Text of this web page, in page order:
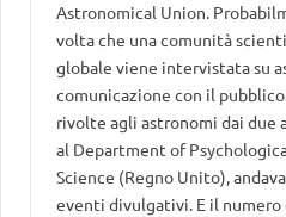
Astronomical Union.
volta che una comunità
globale viene intervistata su
comunicazione con il
rivolte agli astronomi dai due
al Department of
Science (Regno Unito),
eventi divulgativi. E il numero